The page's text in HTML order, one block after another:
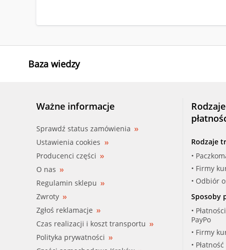
Baza wiedzy
Ważne informacje
Sprawdź status zamówienia
Ustawienia cookies
Producenci części
O nas
Regulamin sklepu
Zwroty
Zgłoś reklamacje
Czas realizacji i koszt transportu
Polityka prywatności
Rodzaje
•
• Firmy
• Odbiór
Sposoby
•
PayPo
• Firmy
•